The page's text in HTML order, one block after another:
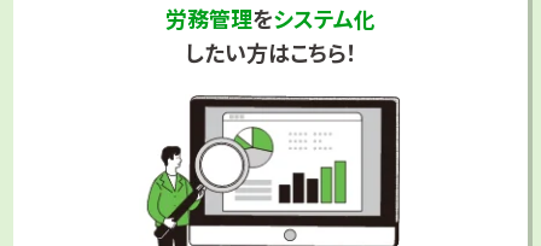
や、関連ガイドライン等の国が定める指針、条例、その他の規範
を確認し、遵守します。
などがないように「情報セキュリティマネジメントシステム」を社
内に構築して運用します。また、個人情報の取扱いを委託する場
合は、委託先対する監督を行います。従業者一人ひとりへの教
育、日常の点検活動及び内部監査等を通じて、事故の未然防止
に努め、問題発生時には原因を究明して是正し、再発防止を行
労務管理をシステム化
したい方はこちら！